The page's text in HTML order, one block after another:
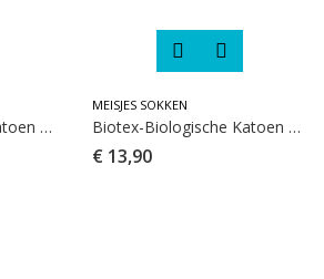
Biotex-Biologische Katoen Baby Sokken-3 paar
MEISJES SOKKEN
Biotex-Biologische Katoen Baby Sokken-3 paar
€ 13,90